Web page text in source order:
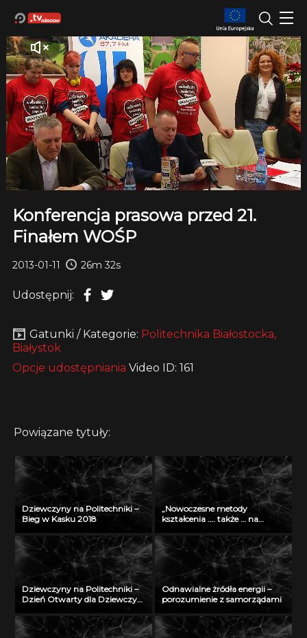
Konferencja prasowa przed 21.
Finałem WOŚP
2013-01-11 26m 32s
Udostępnij:
Gatunki / Kategorie: Politechnika Białostocka,
Białystok
Opcje udostępniania Video ID: 161
Powiązane tytuły:
Dziewczyny na Politechniki –
Bieg w Kasku 2018
„Nowoczesne metody
kształcenia …. także … na
Radiu Akadera – 11 grudzień
2012
Dziewczyny na Politechniki –
Dzień Otwarty dla Dziewczyn
Odnawialne żródła energii –
porozumienie z samorządami